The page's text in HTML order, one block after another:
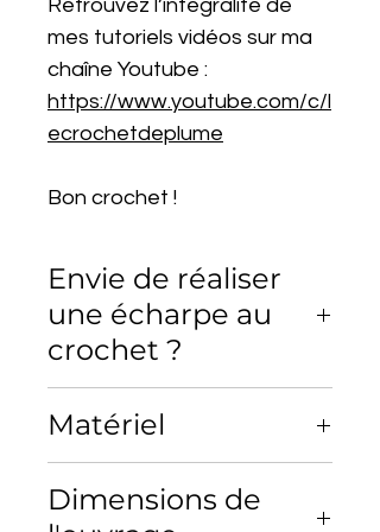
Retrouvez l’intégralité de
mes tutoriels vidéos sur ma
chaîne Youtube :
https://www.youtube.com/c/l
ecrochetdeplume
Bon crochet !
Envie de réaliser
une écharpe au
crochet ?
la fois chic et bien chaude ! Vous
êtes sûr(e) de rester bien au
chaud tout l'hiver, tout en
mettant en valeur votre
Matériel
80% alpaga, 20% de
Dimensions de